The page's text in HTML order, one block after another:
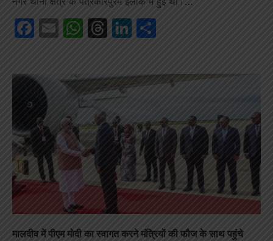
Facebook
EmailWhatsApp
Threads
LinkedIn
मालदीव में पीएम मोदी का स्वागत करने मंत्रियों की फौज के साथ पहुंचे